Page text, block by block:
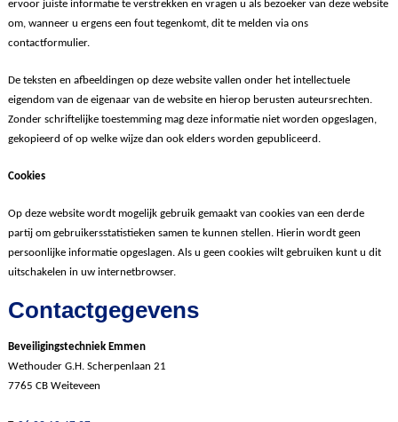
ervoor juiste informatie te verstrekken en vragen u als bezoeker van deze website
om, wanneer u ergens een fout tegenkomt, dit te melden via ons
contactformulier.
De teksten en afbeeldingen op deze website vallen onder het intellectuele
eigendom van de eigenaar van de website en hierop berusten auteursrechten.
Zonder schriftelijke toestemming mag deze informatie niet worden opgeslagen,
gekopieerd of op welke wijze dan ook elders worden gepubliceerd.
Cookies
Op deze website wordt mogelijk gebruik gemaakt van cookies van een derde
partij om gebruikersstatistieken samen te kunnen stellen. Hierin wordt geen
persoonlijke informatie opgeslagen. Als u geen cookies wilt gebruiken kunt u dit
uitschakelen in uw internetbrowser.
Contactgegevens
Beveiligingstechniek Emmen
Wethouder G.H. Scherpenlaan 21
7765 CB Weiteveen